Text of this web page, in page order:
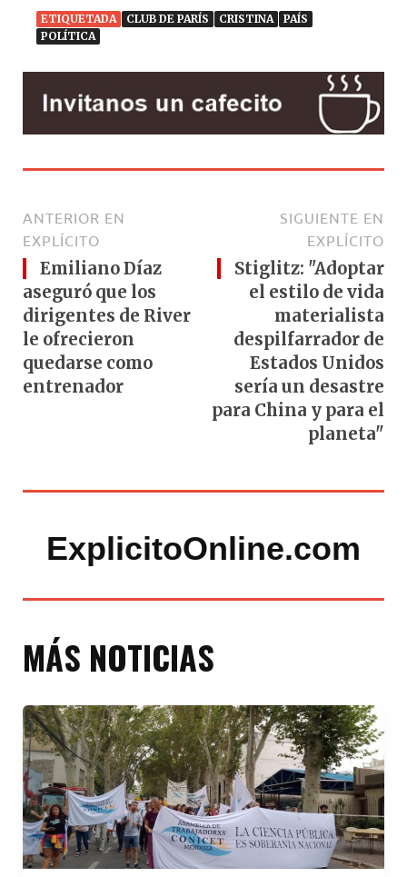
ETIQUETADA CLUB DE PARÍS CRISTINA
PAÍS
POLÍTICA
ANTERIOR EN
EXPLÍCITO
Emiliano Díaz
aseguró que los
dirigentes de River
le ofrecieron
quedarse como
entrenador
SIGUIENTE EN
EXPLÍCITO
Stiglitz: "Adoptar
el estilo de vida
materialista
despilfarrador de
Estados Unidos
sería un desastre
para China y para el
planeta"
ExplicitoOnline.com
MÁS NOTICIAS